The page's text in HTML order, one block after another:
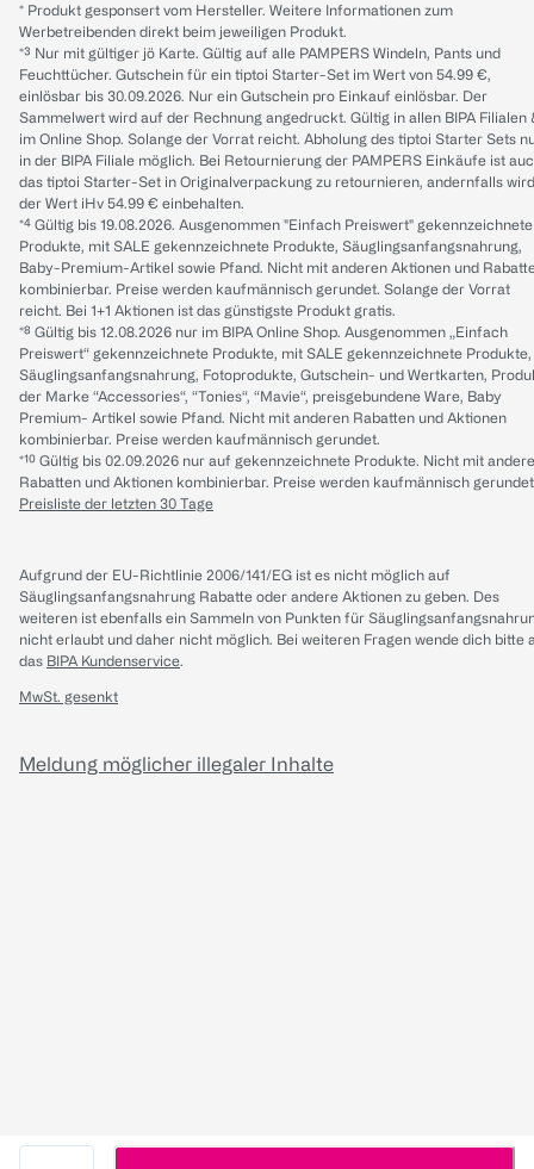
* Produkt gesponsert vom Hersteller. Weitere Informationen zum
Werbetreibenden direkt beim jeweiligen Produkt.
*³ Nur mit gültiger jö Karte. Gültig auf alle PAMPERS Windeln, Pants und
Feuchttücher. Gutschein für ein tiptoi Starter-Set im Wert von 54.99 €,
einlösbar bis 30.09.2026. Nur ein Gutschein pro Einkauf einlösbar. Der
Sammelwert wird auf der Rechnung angedruckt. Gültig in allen BIPA Filialen
im Online Shop. Solange der Vorrat reicht. Abholung des tiptoi Starter Sets
in der BIPA Filiale möglich. Bei Retournierung der PAMPERS Einkäufe ist
das tiptoi Starter-Set in Originalverpackung zu retournieren, andernfalls wird
der Wert iHv 54.99 € einbehalten.
*⁴ Gültig bis 19.08.2026. Ausgenommen "Einfach Preiswert" gekennzeichnete
Produkte, mit SALE gekennzeichnete Produkte, Säuglingsanfangsnahrung,
Baby-Premium-Artikel sowie Pfand. Nicht mit anderen Aktionen und
kombinierbar. Preise werden kaufmännisch gerundet. Solange der Vorrat
reicht. Bei 1+1 Aktionen ist das günstigste Produkt gratis.
*⁸ Gültig bis 12.08.2026 nur im BIPA Online Shop. Ausgenommen „Einfach
Preiswert“ gekennzeichnete Produkte, mit SALE gekennzeichnete Produkte,
Säuglingsanfangsnahrung, Fotoprodukte, Gutschein- und Wertkarten,
der Marke “Accessories“, “Tonies“, “Mavie“, preisgebundene Ware, Baby
Premium- Artikel sowie Pfand. Nicht mit anderen Rabatten und Aktionen
kombinierbar. Preise werden kaufmännisch gerundet.
*¹⁰ Gültig bis 02.09.2026 nur auf gekennzeichnete Produkte. Nicht mit
Rabatten und Aktionen kombinierbar. Preise werden kaufmännisch
Preisliste der letzten 30 Tage
Aufgrund der EU-Richtlinie 2006/141/EG ist es nicht möglich auf
Säuglingsanfangsnahrung Rabatte oder andere Aktionen zu geben. Des
weiteren ist ebenfalls ein Sammeln von Punkten für
nicht erlaubt und daher nicht möglich. Bei weiteren Fragen wende dich bitte
das BIPA Kundenservice.
MwSt. gesenkt
Meldung möglicher illegaler Inhalte